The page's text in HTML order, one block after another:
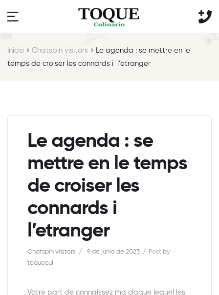
Inicio Chatspin visitors
Le agenda : se mettre en le
temps de croiser les connards i l’etranger
Le agenda : se
mettre en le temps
de croiser les
connards i
l’etranger
Chatspin visitors 9 de junio de 2023
Post by
toquecul
Votre part de connaissez ma claque lequel les